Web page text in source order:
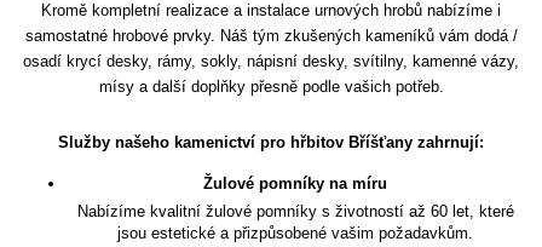
Kromě kompletní realizace a instalace urnových hrobů nabízíme i
samostatné hrobové prvky. Náš tým zkušených kameníků vám dodá /
osadí krycí desky, rámy, sokly, nápisní desky, svítilny, kamenné vázy,
mísy a další doplňky přesně podle vašich potřeb.
Služby našeho kamenictví pro hřbitov Bříšťany zahrnují:
Žulové pomníky na míru
Nabízíme kvalitní žulové pomníky s životností až 60 let, které
jsou estetické a přizpůsobené vašim požadavkům.